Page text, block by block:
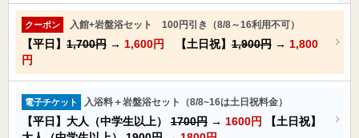
クーポン 入館+岩盤浴セット 100円引き（8/8～16利用不可）
【平日】 1,700円 → 1,600円 【土日祝】 1,900円 → 1,800
円
電子チケット 入浴料＋岩盤浴セット（8/8~16は土日祝料金）
【平日】大人（中学生以上） 1700円 → 1600円
【土日祝】